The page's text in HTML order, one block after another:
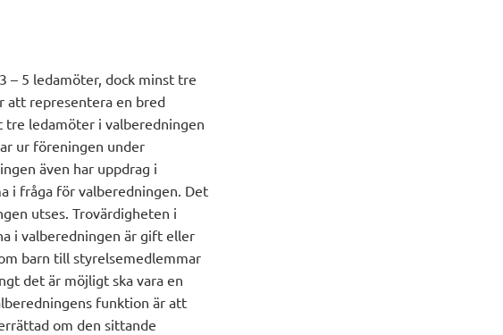
– 5 ledamöter, dock minst tre
att representera en bred
ledamöter i valberedningen
ur föreningen under
även har uppdrag i
i fråga för valberedningen. Det
utses. Trovärdigheten i
i valberedningen är gift eller
barn till styrelsemedlemmar
det är möjligt ska vara en
funktion är att
om den sittande